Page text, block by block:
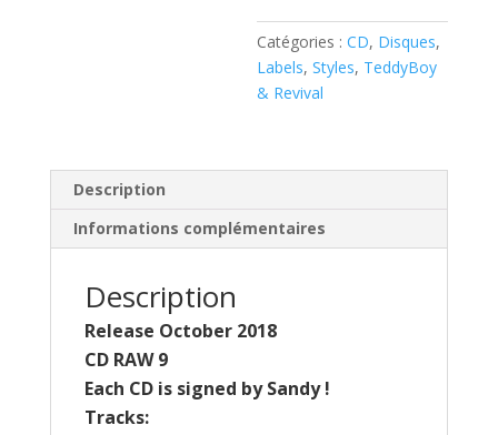
Of
The
Blue
(
CD
Catégories :CD, Disques,
Labels,Styles, TeddyBoy
& Revival
Description
Informations complémentaires
Description
Release October 2018
CD RAW 9
Each CD is signed by Sandy !
Tracks: